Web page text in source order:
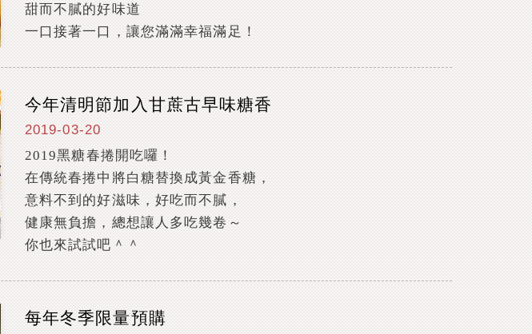
甜而不膩的好味道
一口接著一口，讓您滿滿幸福滿足！
今年清明節加入甘蔗古早味糖香
2019-03-20
2019黑糖春捲開吃囉！
在傳統春捲中將白糖替換成黃金香糖，
意料不到的好滋味，好吃而不膩，
健康無負擔，總想讓人多吃幾卷～
你也來試試吧＾＾
每年冬季限量預購